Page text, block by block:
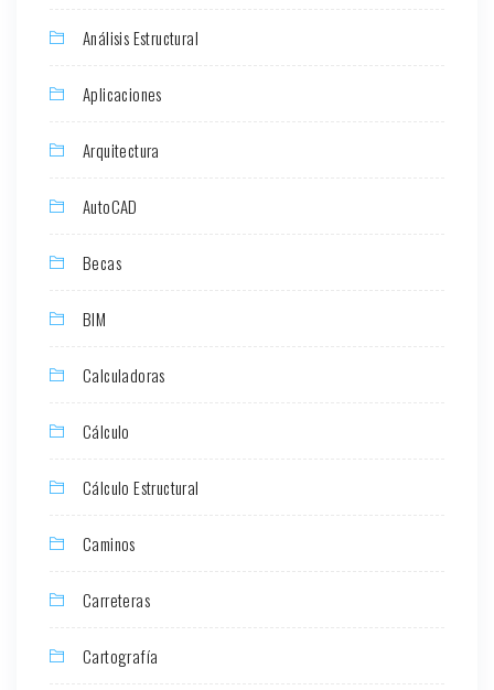
Análisis Estructural
Aplicaciones
Arquitectura
AutoCAD
Becas
BIM
Calculadoras
Cálculo
Cálculo Estructural
Caminos
Carreteras
Cartografía